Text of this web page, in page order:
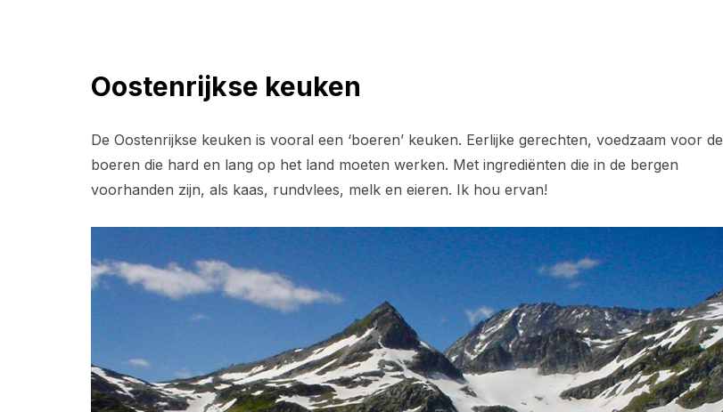
Oostenrijkse keuken
De Oostenrijkse keuken is vooral een ‘boeren’ keuken. Eerlijke gerechten, voedzaam voor de
boeren die hard en lang op het land moeten werken. Met ingrediënten die in de bergen
voorhanden zijn, als kaas, rundvlees, melk en eieren. Ik hou ervan!